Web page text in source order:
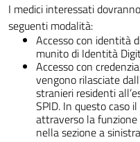
I medici interessati
seguenti modalità:
Accesso con identità
munito di Identità
Accesso con
vengono rilasciate
stranieri residenti
SPID. In questo caso
attraverso la funzione
nella sezione a